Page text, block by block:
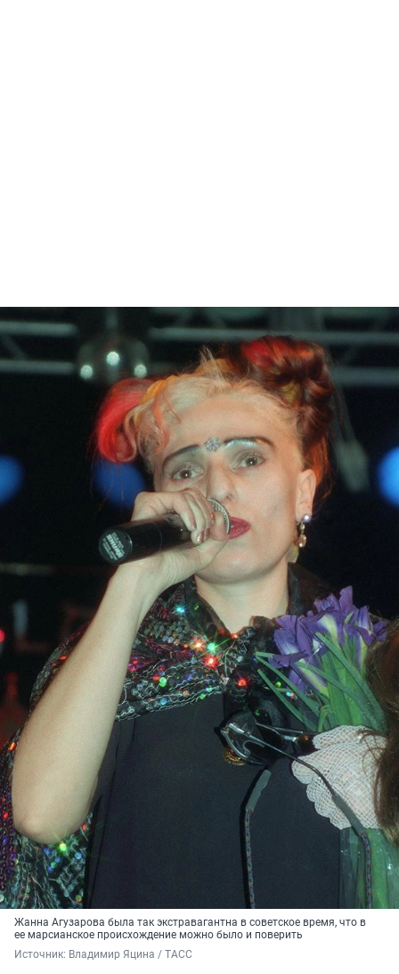
Жанна Агузарова была так экстравагантна в советское время, что в
ее марсианское происхождение можно было и поверить
Источник: Владимир Яцина / ТАСС